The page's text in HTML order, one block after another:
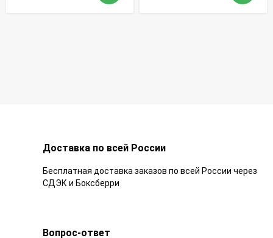
Доставка по всей России
Бесплатная доставка заказов по всей России через
СДЭК и Боксберри
Вопрос-ответ